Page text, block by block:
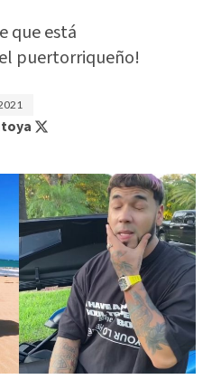
que está
puertorriqueño!